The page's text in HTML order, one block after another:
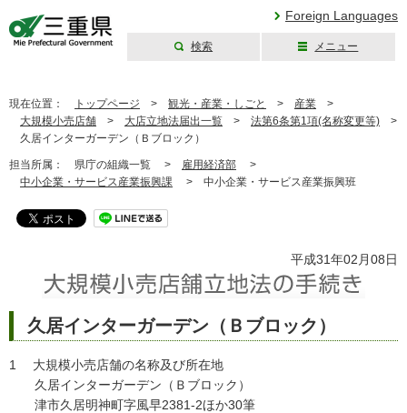
Foreign Languages
検索 メニュー
現在位置： トップページ > 観光・産業・しごと > 産業 >
大規模小売店舗 > 大店立地法届出一覧 > 法第6条第1項(名称変更等) >
久居インターガーデン（Ｂブロック）
担当所属： 県庁の組織一覧 > 雇用経済部 >
中小企業・サービス産業振興課 > 中小企業・サービス産業振興班
平成31年02月08日
久居インターガーデン（Ｂブロック）
1 大規模小売店舗の名称及び所在地
久居インターガーデン（Ｂブロック）
津市久居明神町字風早2381-2ほか30筆